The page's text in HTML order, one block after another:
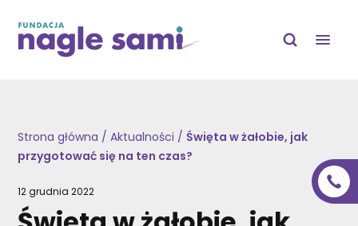
Strona główna /Aktualności /Święta w żałobie, jak
przygotować się na ten czas?
12 grudnia 2022